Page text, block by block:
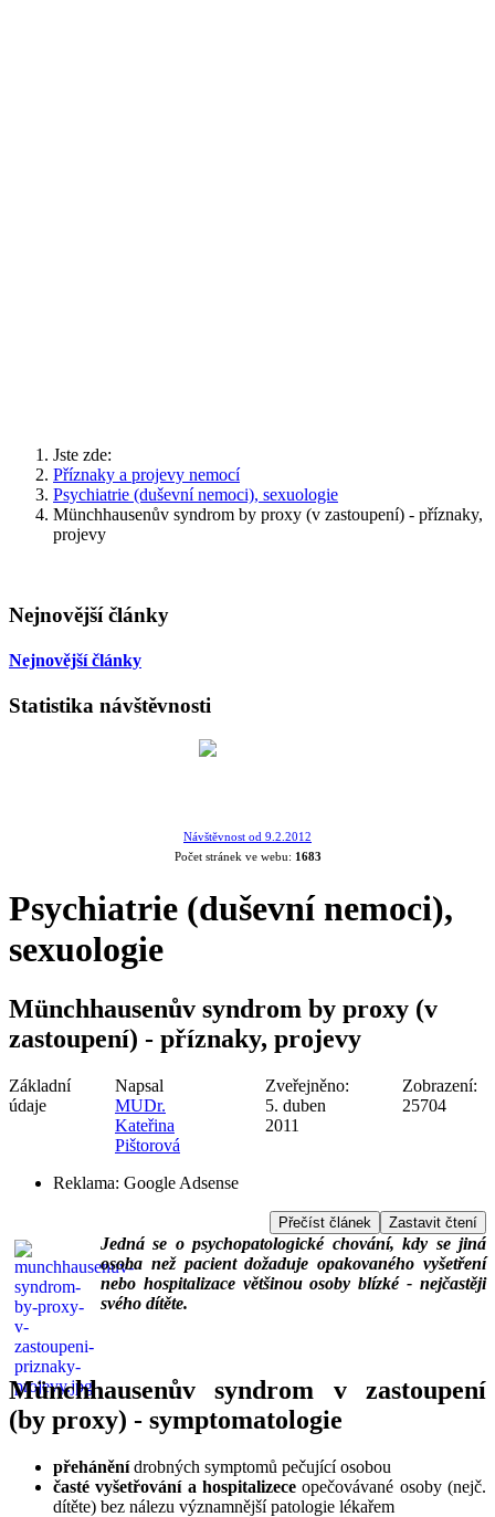
Jste zde:
Příznaky a projevy nemocí
Psychiatrie (duševní nemoci), sexuologie
Münchhausenův syndrom by proxy (v zastoupení) - příznaky,
projevy
Nejnovější články
Nejnovější články
Statistika návštěvnosti
Návštěvnost od 9.2.2012
Počet stránek ve webu: 1683
Psychiatrie (duševní nemoci),
sexuologie
Münchhausenův syndrom by proxy (v
zastoupení) - příznaky, projevy
Základní
údaje
Napsal
MUDr.
Kateřina
Pištorová
Zveřejněno:
5. duben
2011
Zobrazení:
25704
Reklama: Google Adsense
Přečíst článek Zastavit čtení
Jedná se o psychopatologické chování, kdy se jiná
osoba než pacient dožaduje opakovaného vyšetření
nebo hospitalizace většinou osoby blízké - nejčastěji
svého dítěte.
Münchhausenův syndrom v zastoupení
(by proxy) - symptomatologie
přeháněnídrobných symptomů pečující osobou
časté vyšetřování a hospitalizeceopečovávané osoby (nejč.
dítěte) bez nálezu významnější patologie lékařem